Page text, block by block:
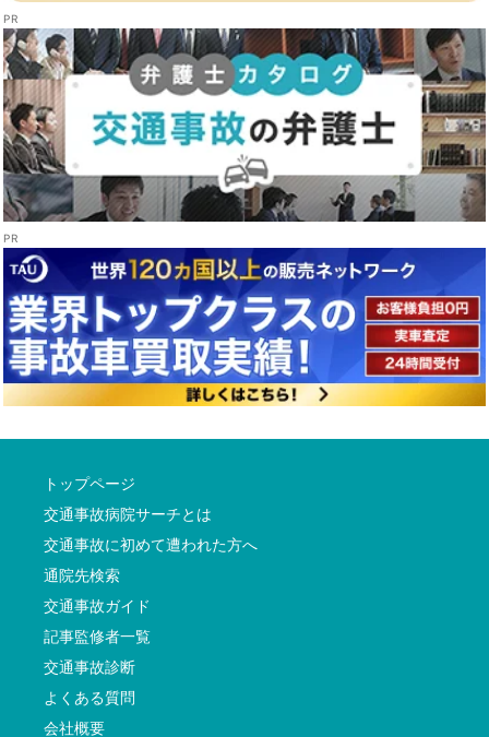
トップページ
交通事故病院サーチとは
交通事故に初めて遭われた方へ
通院先検索
交通事故ガイド
記事監修者一覧
交通事故診断
よくある質問
会社概要